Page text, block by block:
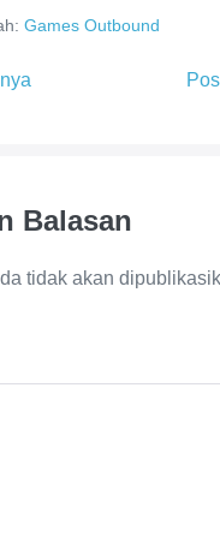
Games Outbound
Balasan
tidak akan